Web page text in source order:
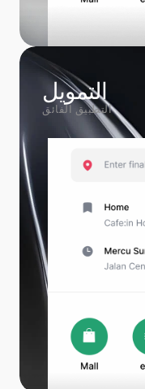
التمويل
التطبيق الفائق